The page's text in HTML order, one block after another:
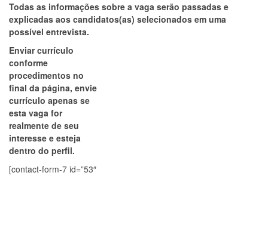
Todas as informações sobre a vaga serão passadas e
explicadas aos candidatos(as) selecionados em uma
possível entrevista.
Enviar currículo
conforme
procedimentos no
final da página, envie
currículo apenas se
esta vaga for
realmente de seu
interesse e esteja
dentro do perfil.
[contact-form-7 id=”53″